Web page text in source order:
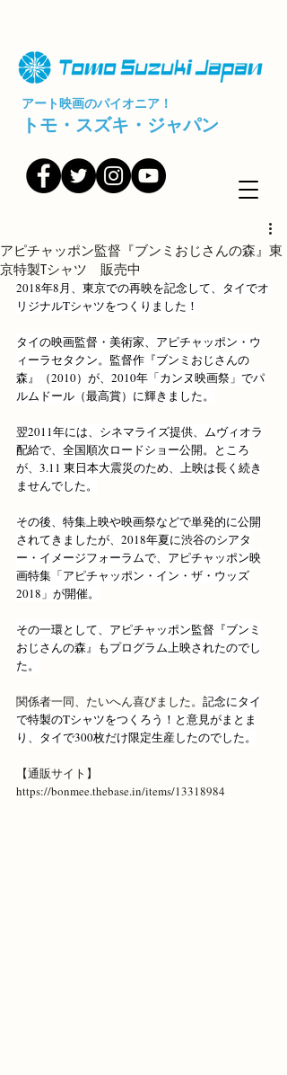
アート映画のパイオニア！
トモ・スズキ・ジャパン
アピチャッポン監督『ブンミおじさんの森』東
京特製Tシャツ 販売中
2018年8月、東京での再映を記念して、タイでオ
リジナルTシャツをつくりました！
タイの映画監督・美術家、アピチャッポン・ウ
ィーラセタクン。監督作『ブンミおじさんの
森』（2010）が、2010年「カンヌ映画祭」でパ
ルムドール（最高賞）に輝きました。
翌2011年には、シネマライズ提供、ムヴィオラ
配給で、全国順次ロードショー公開。ところ
が、3.11 東日本大震災のため、上映は長く続き
ませんでした。
その後、特集上映や映画祭などで単発的に公開
されてきましたが、2018年夏に渋谷のシアタ
ー・イメージフォーラムで、アピチャッポン映
画特集「アピチャッポン・イン・ザ・ウッズ
2018」が開催。
その一環として、アピチャッポン監督『ブンミ
おじさんの森』もプログラム上映されたのでし
た。
関係者一同、たいへん喜びました。 記念にタイ
で特製のTシャツをつくろう！と意見がまとま
り、タイで300枚だけ限定生産したのでした。
【通販サイト】
https://bonmee.thebase.in/items/13318984